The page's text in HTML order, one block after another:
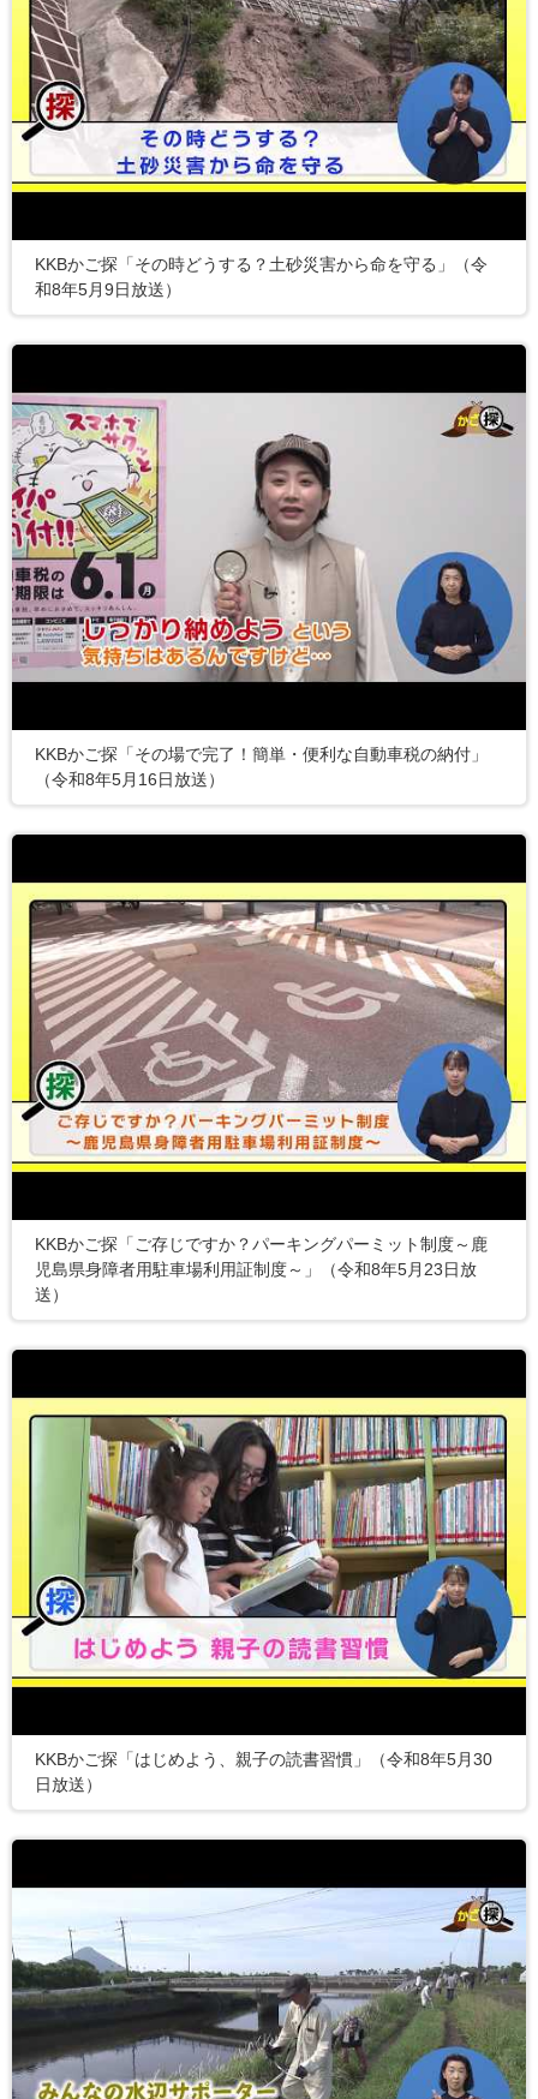
KKBかご探「その時どうする？土砂災害から命を守る」（令
和8年5月9日放送）
KKBかご探「その場で完了！簡単・便利な自動車税の納付」
（令和8年5月16日放送）
KKBかご探「ご存じですか？パーキングパーミット制度～鹿
児島県身障者用駐車場利用証制度～」（令和8年5月23日放
送）
KKBかご探「はじめよう、親子の読書習慣」（令和8年5月30
日放送）